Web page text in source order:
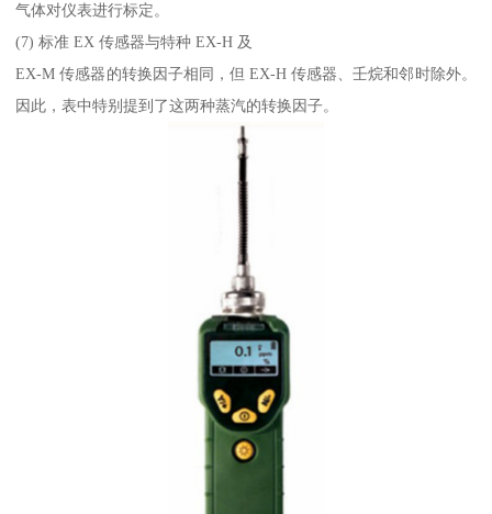
气体对仪表进行标定。
(7) 标准 EX 传感器与特种 EX-H 及
EX-M 传感器的转换因子相同，但 EX-H 传感器、壬烷和邻时除外。
因此，表中特别提到了这两种蒸汽的转换因子。